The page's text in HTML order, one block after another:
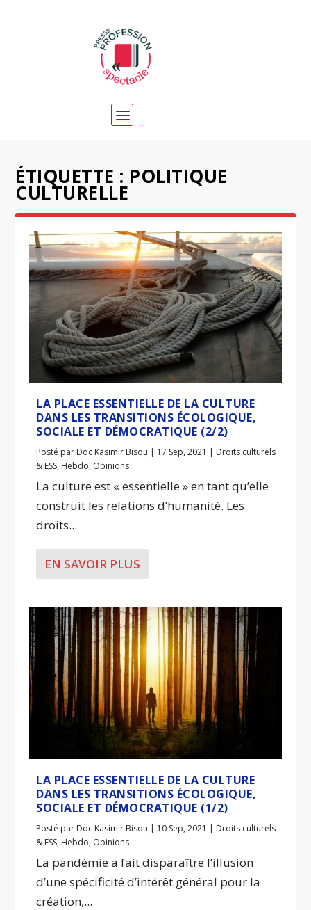
ÉTIQUETTE : POLITIQUE
CULTURELLE
LA PLACE ESSENTIELLE DE LA CULTURE
DANS LES TRANSITIONS ÉCOLOGIQUE,
SOCIALE ET DÉMOCRATIQUE (2/2)
Posté par Doc Kasimir Bisou | 17 Sep, 2021 | Droits culturels
& ESS, Hebdo, Opinions
La culture est « essentielle » en tant qu’elle
construit les relations d’humanité. Les
droits...
EN SAVOIR PLUS
LA PLACE ESSENTIELLE DE LA CULTURE
DANS LES TRANSITIONS ÉCOLOGIQUE,
SOCIALE ET DÉMOCRATIQUE (1/2)
Posté par Doc Kasimir Bisou | 10 Sep, 2021 | Droits culturels
& ESS, Hebdo, Opinions
La pandémie a fait disparaître l’illusion
d’une spécificité d’intérêt général pour la
création,...